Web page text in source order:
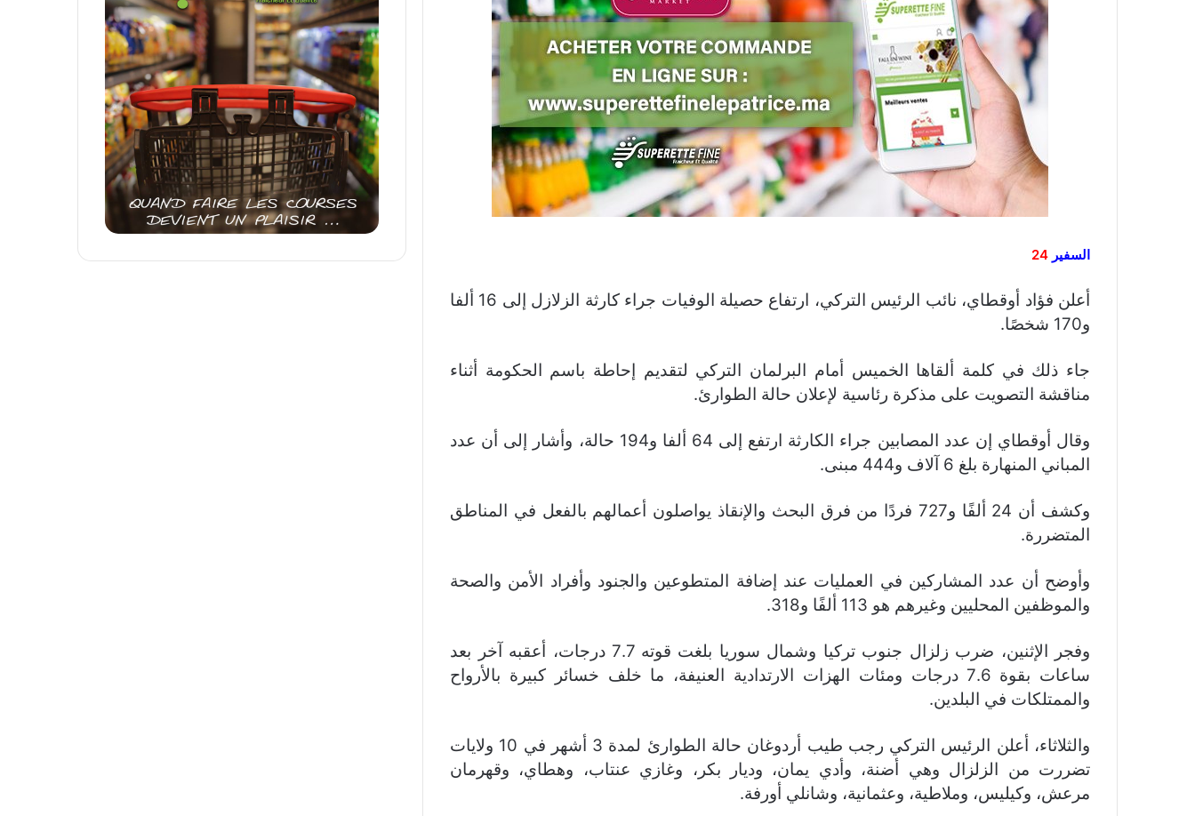
السفير 24
أعلن فؤاد أوقطاي، نائب الرئيس التركي، ارتفاع حصيلة الوفيات جراء كارثة الزلازل إلى 16 ألفا
و170 شخصًا.
جاء ذلك في كلمة ألقاها الخميس أمام البرلمان التركي لتقديم إحاطة باسم الحكومة أثناء
مناقشة التصويت على مذكرة رئاسية لإعلان حالة الطوارئ.
وقال أوقطاي إن عدد المصابين جراء الكارثة ارتفع إلى 64 ألفا و194 حالة، وأشار إلى أن عدد
المباني المنهارة بلغ 6 آلاف و444 مبنى.
وكشف أن 24 ألفًا و727 فردًا من فرق البحث والإنقاذ يواصلون أعمالهم بالفعل في المناطق
المتضررة.
وأوضح أن عدد المشاركين في العمليات عند إضافة المتطوعين والجنود وأفراد الأمن والصحة
والموظفين المحليين وغيرهم هو 113 ألفًا و318.
وفجر الإثنين، ضرب زلزال جنوب تركيا وشمال سوريا بلغت قوته 7.7 درجات، أعقبه آخر بعد
ساعات بقوة 7.6 درجات ومئات الهزات الارتدادية العنيفة، ما خلف خسائر كبيرة بالأرواح
والممتلكات في البلدين.
والثلاثاء، أعلن الرئيس التركي رجب طيب أردوغان حالة الطوارئ لمدة 3 أشهر في 10 ولايات
تضررت من الزلزال وهي أضنة، وأدي يمان، وديار بكر، وغازي عنتاب، وهطاي، وقهرمان
مرعش، وكيليس، وملاطية، وعثمانية، وشانلي أورفة.